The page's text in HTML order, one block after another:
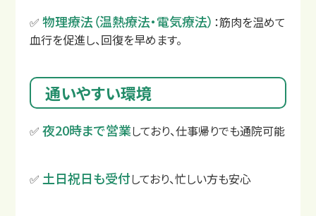
✅物理療法（温熱療法・電気療法） ：筋肉を温めて
血行を促進し、回復を早めます。
通いやすい環境
✅夜20時まで営業しており、仕事帰りでも通院可能
✅土日祝日も受付しており、忙しい方も安心